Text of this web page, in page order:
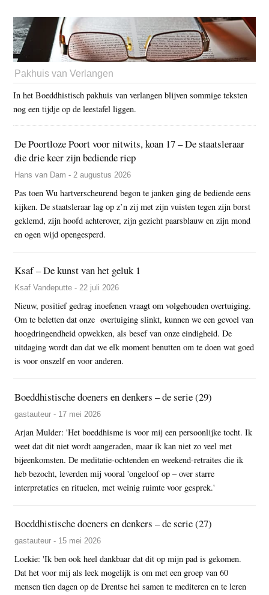
Pakhuis van Verlangen
In het Boeddhistisch pakhuis van verlangen blijven sommige teksten
nog een tijdje op de leestafel liggen.
De Poortloze Poort voor nitwits, koan 17 – De staatsleraar
die drie keer zijn bediende riep
Hans van Dam - 2 augustus 2026
Pas toen Wu hartverscheurend begon te janken ging de bediende eens
kijken. De staatsleraar lag op z’n zij met zijn vuisten tegen zijn borst
geklemd, zijn hoofd achterover, zijn gezicht paarsblauw en zijn mond
en ogen wijd opengesperd.
Ksaf – De kunst van het geluk 1
Ksaf Vandeputte - 22 juli 2026
Nieuw, positief gedrag inoefenen vraagt om volgehouden overtuiging.
Om te beletten dat onze overtuiging slinkt, kunnen we een gevoel van
hoogdringendheid opwekken, als besef van onze eindigheid. De
uitdaging wordt dan dat we elk moment benutten om te doen wat goed
is voor onszelf en voor anderen.
Boeddhistische doeners en denkers – de serie (29)
gastauteur - 17 mei 2026
Arjan Mulder: 'Het boeddhisme is voor mij een persoonlijke tocht. Ik
weet dat dit niet wordt aangeraden, maar ik kan niet zo veel met
bijeenkomsten. De meditatie-ochtenden en weekend-retraites die ik
heb bezocht, leverden mij vooral 'ongeloof op – over starre
interpretaties en rituelen, met weinig ruimte voor gesprek.'
Boeddhistische doeners en denkers – de serie (27)
gastauteur - 15 mei 2026
Loekie: 'Ik ben ook heel dankbaar dat dit op mijn pad is gekomen.
Dat het voor mij als leek mogelijk is om met een groep van 60
mensen tien dagen op de Drentse hei samen te mediteren en te leren